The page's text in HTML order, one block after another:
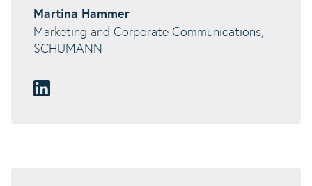
Martina Hammer
Marketing and Corporate Communications,
SCHUMANN